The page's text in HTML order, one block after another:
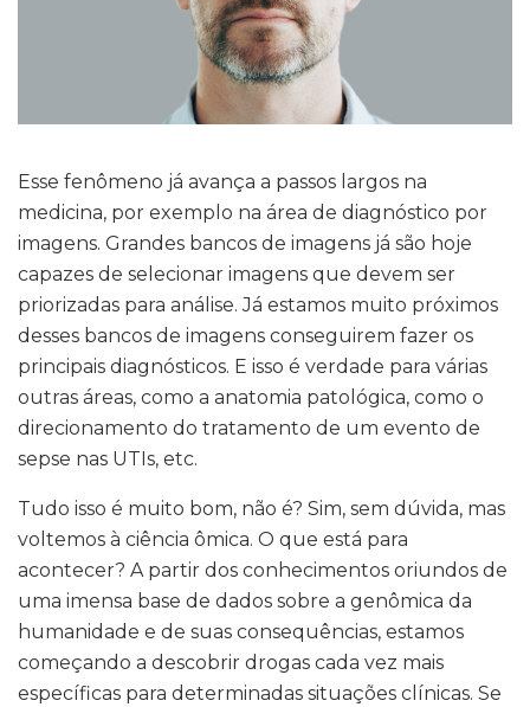
Esse fenômeno já avança a passos largos na
medicina, por exemplo na área de diagnóstico por
imagens. Grandes bancos de imagens já são hoje
capazes de selecionar imagens que devem ser
priorizadas para análise. Já estamos muito próximos
desses bancos de imagens conseguirem fazer os
principais diagnósticos. E isso é verdade para várias
outras áreas, como a anatomia patológica, como o
direcionamento do tratamento de um evento de
sepse nas UTIs, etc.
Tudo isso é muito bom, não é? Sim, sem dúvida, mas
voltemos à ciência ômica. O que está para
acontecer? A partir dos conhecimentos oriundos de
uma imensa base de dados sobre a genômica da
humanidade e de suas consequências, estamos
começando a descobrir drogas cada vez mais
específicas para determinadas situações clínicas. Se